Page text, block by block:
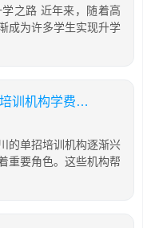
之路 近年来，随着高
成为许多学生实现升学
四川单招培训机构首创，四川单招培训机构学费大概是多少
的单招培训机构逐渐兴
重要角色。这些机构帮